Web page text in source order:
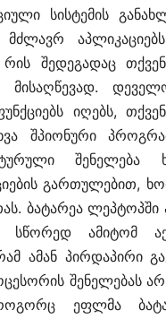
სისტემის
შედეგადაც
მისაღწევად.
იღებს,
შპიონური
შენელება
გართულებით,
ბატარეა
სწორედ ამიტომ
ამან პირდაპირი
შენელებას
ეფლმა